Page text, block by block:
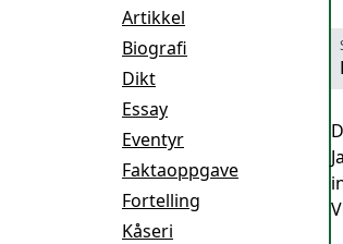
Artikkel
Biografi
Dikt
Essay
Eventyr
Faktaoppgave
Fortelling
Kåseri